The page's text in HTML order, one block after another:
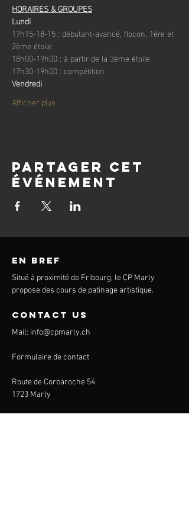
HORAIRES & GROUPES
Lundi
17h15-18-15 : débutant-avancé, flocon, 1ère et
2ème étoile
18h00-19h00 : à partir de la 3ème étoile
17h30-19h00 : compétition
Vendredi
Afficher plus
Partager cet
événement
en bref
Situé à proximité de Fribourg, le CP Marly
propose des cours de patinage artistique.
contact us
Mail: info@cpmarly.ch
Formulaire de contact
Route de Corbaroche 54
1723 Marly